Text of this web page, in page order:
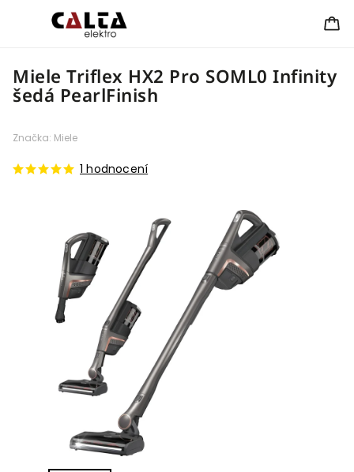
Miele Triflex HX2 Pro SOML0 Infinity
šedá PearlFinish
1 hodnocení
Značka: Miele